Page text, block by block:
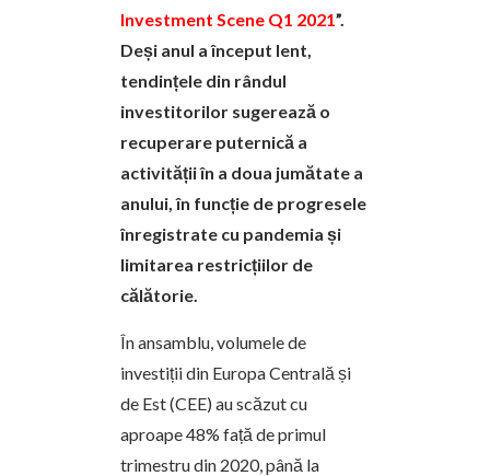
Investment Scene Q1 2021”.
Deși anul a început lent,
tendințele din rândul
investitorilor sugerează o
recuperare puternică a
activității în a doua jumătate a
anului, în funcție de progresele
înregistrate cu pandemia și
limitarea restricțiilor de
călătorie.
În ansamblu, volumele de
investiții din Europa Centrală și
de Est (CEE) au scăzut cu
aproape 48% față de primul
trimestru din 2020, până la